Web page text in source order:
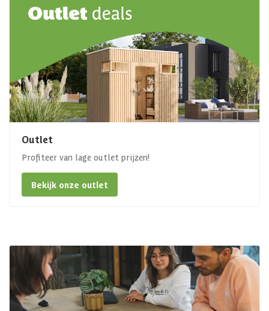
Outlet
Profiteer van lage outlet prijzen!
Bekijk onze outlet